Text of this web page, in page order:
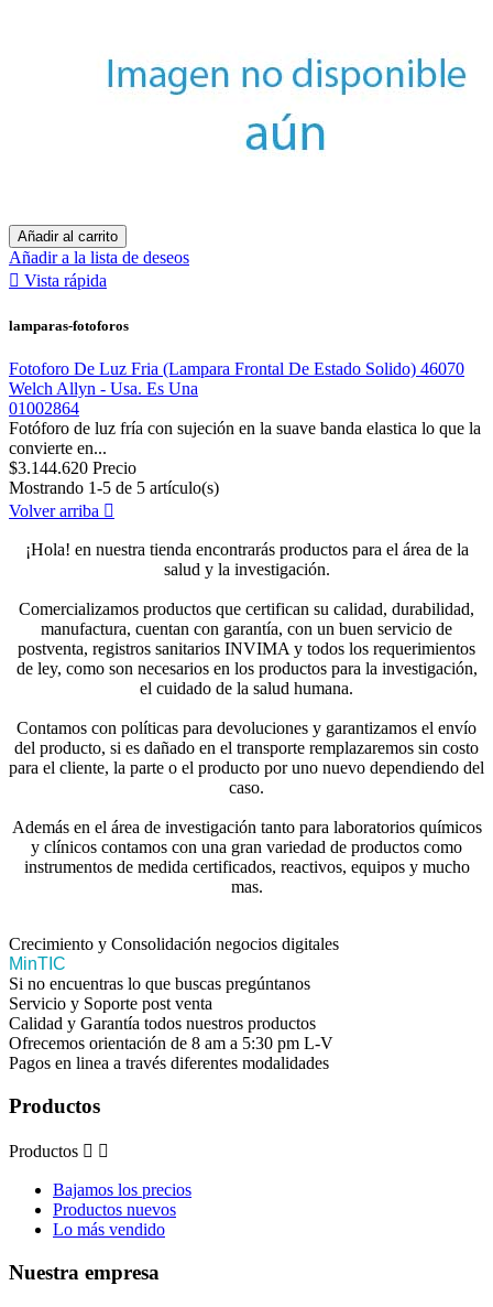
Añadir al carrito
Añadir a la lista de deseos
 Vista rápida
lamparas-fotoforos
Fotoforo De Luz Fria (Lampara Frontal De Estado Solido) 46070
Welch Allyn - Usa. Es Una
01002864
Fotóforo de luz fría con sujeción en la suave banda elastica lo que la
convierte en...
$3.144.620 Precio
Mostrando 1-5 de 5 artículo(s)
Volver arriba 
¡Hola! en nuestra tienda encontrarás productos para el área de la
salud y la investigación.
Comercializamos productos que certifican su calidad, durabilidad,
manufactura, cuentan con garantía, con un buen servicio de
postventa, registros sanitarios INVIMA y todos los requerimientos
de ley, como son necesarios en los productos para la investigación,
el cuidado de la salud humana.
Contamos con políticas para devoluciones y garantizamos el envío
del producto, si es dañado en el transporte remplazaremos sin costo
para el cliente, la parte o el producto por uno nuevo dependiendo del
caso.
Además en el área de investigación tanto para laboratorios químicos
y clínicos contamos con una gran variedad de productos como
instrumentos de medida certificados, reactivos, equipos y mucho
mas.
Crecimiento y Consolidación negocios digitales
MinTIC
Si no encuentras lo que buscas pregúntanos
Servicio y Soporte post venta
Calidad y Garantía todos nuestros productos
Ofrecemos orientación de 8 am a 5:30 pm L-V
Pagos en linea a través diferentes modalidades
Productos
Productos  
Bajamos los precios
Productos nuevos
Lo más vendido
Nuestra empresa